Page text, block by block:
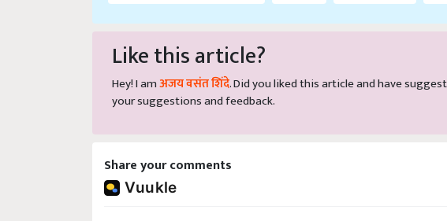
Like this article?
Hey! I am अजय वसंत शिंदे . Did you liked this article and have
your suggestions and feedback.
Share your comments